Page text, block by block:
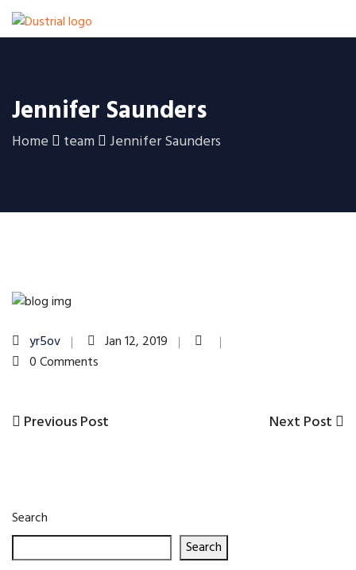
Jennifer Saunders
Home team Jennifer Saunders
yr5ov
Jan 12, 2019
0 Comments
Post
Previous
Previous Post
Next
Next Post
Search
Search